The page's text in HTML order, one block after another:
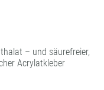
– und säurefreier,
Acrylatkleber